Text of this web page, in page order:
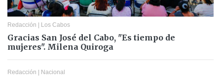
Redacción | Los Cabos
Gracias San José del Cabo, "Es tiempo de
mujeres". Milena Quiroga
Redacción | Nacional